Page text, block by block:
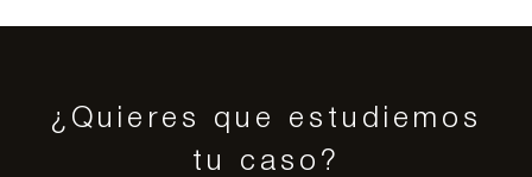
¿Quieres que estudiemos
tu caso?